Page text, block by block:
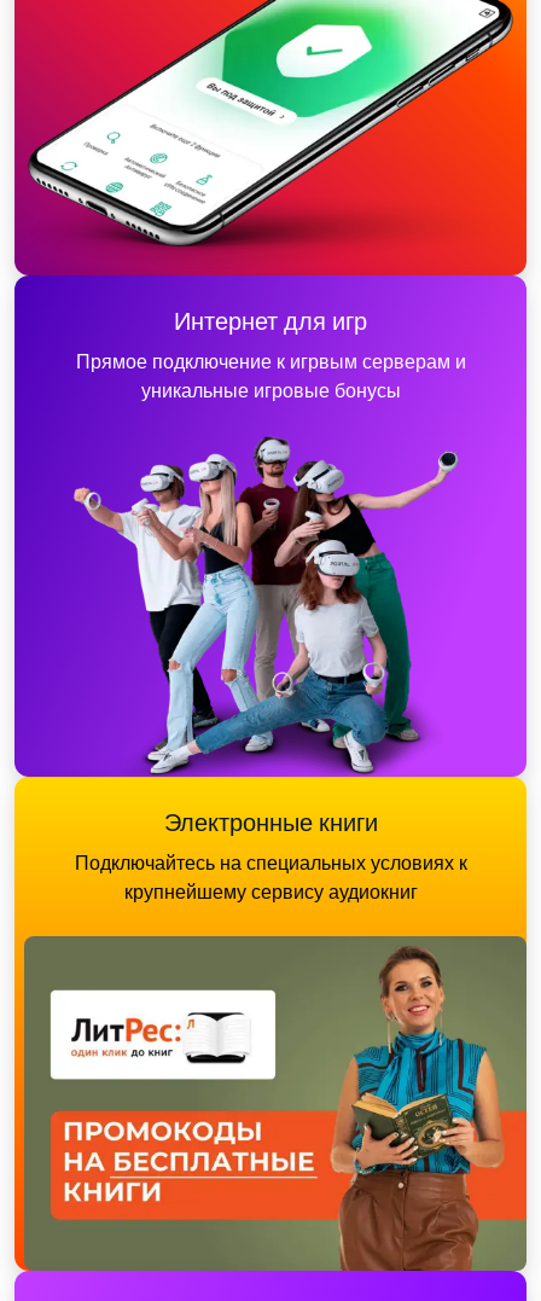
Интернет для игр
Прямое подключение к игрвым серверам и
уникальные игровые бонусы
Электронные книги
Подключайтесь на специальных условиях к
крупнейшему сервису аудиокниг